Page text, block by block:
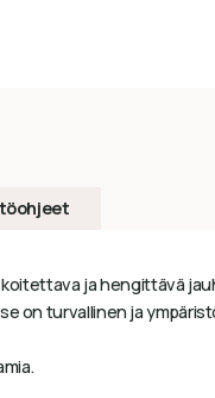
ja hengittävä
on turvallinen ja